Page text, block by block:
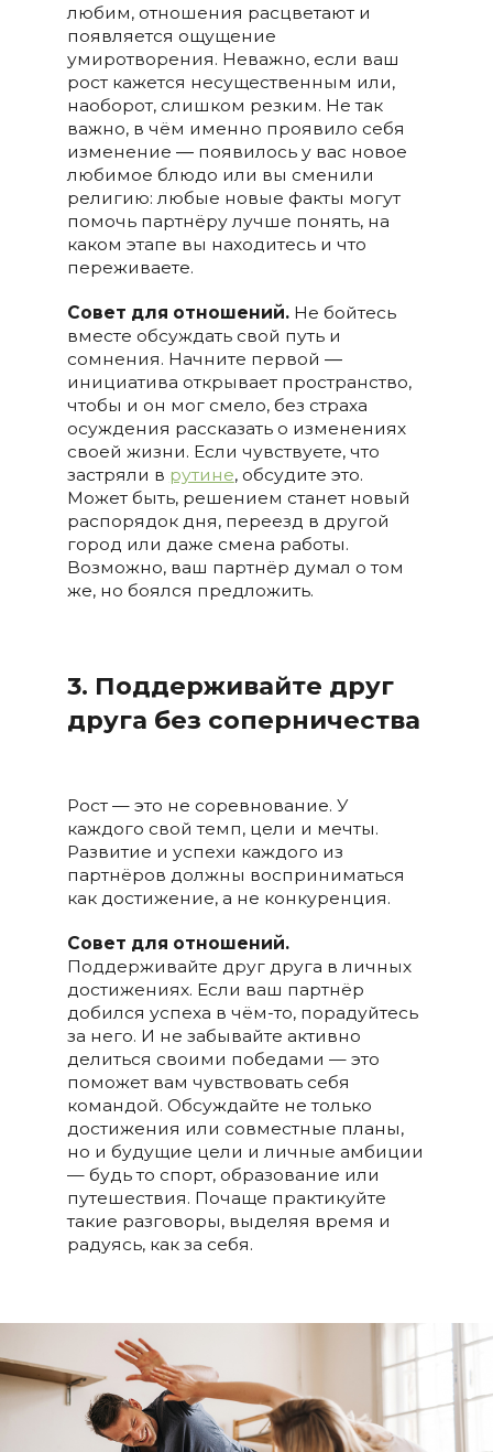
любим, отношения расцветают и
появляется ощущение
умиротворения. Неважно, если ваш
рост кажется несущественным или,
наоборот, слишком резким. Не так
важно, в чём именно проявило себя
изменение ― появилось у вас новое
любимое блюдо или вы сменили
религию: любые новые факты могут
помочь партнёру лучше понять, на
каком этапе вы находитесь и что
переживаете.
Совет для отношений. Не бойтесь
вместе обсуждать свой путь и
сомнения. Начните первой ―
инициатива открывает пространство,
чтобы и он мог смело, без страха
осуждения рассказать о изменениях
своей жизни. Если чувствуете, что
застряли в рутине, обсудите это.
Может быть, решением станет новый
распорядок дня, переезд в другой
город или даже смена работы.
Возможно, ваш партнёр думал о том
же, но боялся предложить.
3. Поддерживайте друг
друга без соперничества
Рост — это не соревнование. У
каждого свой темп, цели и мечты.
Развитие и успехи каждого из
партнёров должны восприниматься
как достижение, а не конкуренция.
Совет для отношений.
Поддерживайте друг друга в личных
достижениях. Если ваш партнёр
добился успеха в чём-то, порадуйтесь
за него. И не забывайте активно
делиться своими победами — это
поможет вам чувствовать себя
командой. Обсуждайте не только
достижения или совместные планы,
но и будущие цели и личные амбиции
— будь то спорт, образование или
путешествия. Почаще практикуйте
такие разговоры, выделяя время и
радуясь, как за себя.